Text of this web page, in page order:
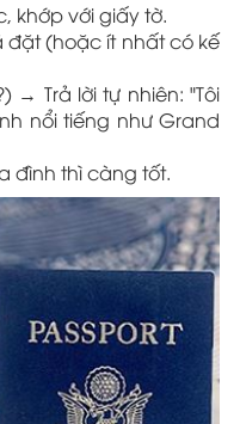
khớp với giấy tờ.
(hoặc ít nhất có kế
Trả lời tự nhiên: "Tôi
nổi tiếng như Grand
đình thì càng tốt.